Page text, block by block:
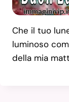
Che il tuo
luminoso
della mia